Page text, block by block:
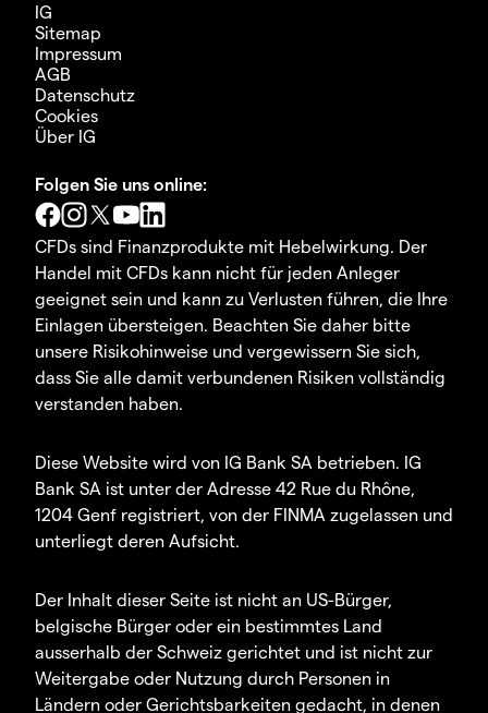
IG
Sitemap
Impressum
AGB
Datenschutz
Cookies
Über IG
Folgen Sie uns online:
CFDs sind Finanzprodukte mit Hebelwirkung. Der
Handel mit CFDs kann nicht für jeden Anleger
geeignet sein und kann zu Verlusten führen, die Ihre
Einlagen übersteigen. Beachten Sie daher bitte
unsere Risikohinweise und vergewissern Sie sich,
dass Sie alle damit verbundenen Risiken vollständig
verstanden haben.
Diese Website wird von IG Bank SA betrieben. IG
Bank SA ist unter der Adresse 42 Rue du Rhône,
1204 Genf registriert, von der FINMA zugelassen und
unterliegt deren Aufsicht.
Der Inhalt dieser Seite ist nicht an US-Bürger,
belgische Bürger oder ein bestimmtes Land
ausserhalb der Schweiz gerichtet und ist nicht zur
Weitergabe oder Nutzung durch Personen in
Ländern oder Gerichtsbarkeiten gedacht, in denen